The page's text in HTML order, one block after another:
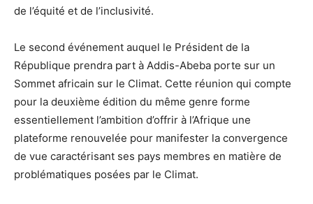
de l’équité et de l’inclusivité.
Le second événement auquel le Président de la
République prendra part à Addis-Abeba porte sur un
Sommet africain sur le Climat. Cette réunion qui compte
pour la deuxième édition du même genre forme
essentiellement l’ambition d’offrir à l’Afrique une
plateforme renouvelée pour manifester la convergence
de vue caractérisant ses pays membres en matière de
problématiques posées par le Climat.